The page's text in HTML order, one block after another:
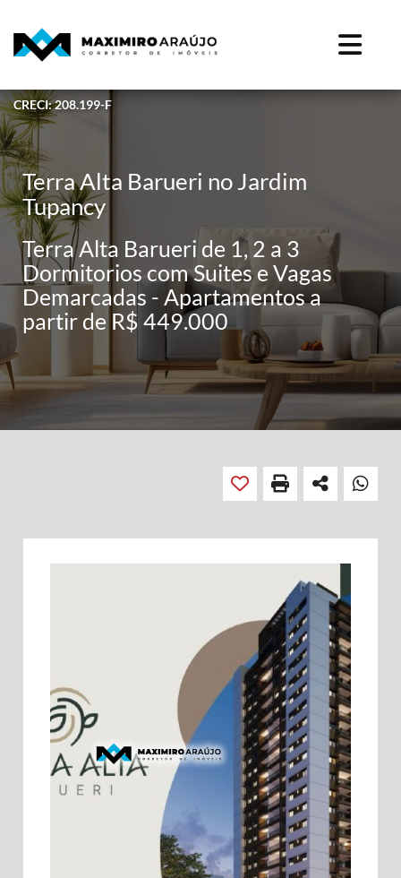
CRECI: 208.199-F
Terra Alta Barueri no Jardim
Tupancy
Terra Alta Barueri de 1, 2 a 3
Dormitorios com Suites e Vagas
Demarcadas - Apartamentos a
partir de R$ 449.000